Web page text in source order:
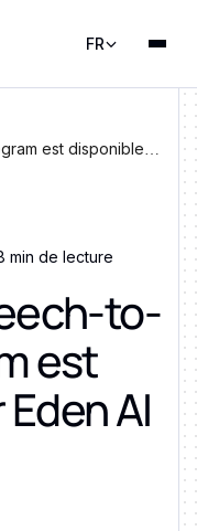
FR
est disponible
min de lecture
to-
est
AI